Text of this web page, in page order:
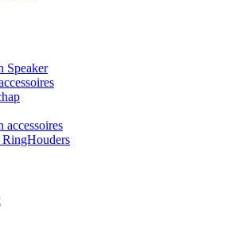
Speaker
accessoires